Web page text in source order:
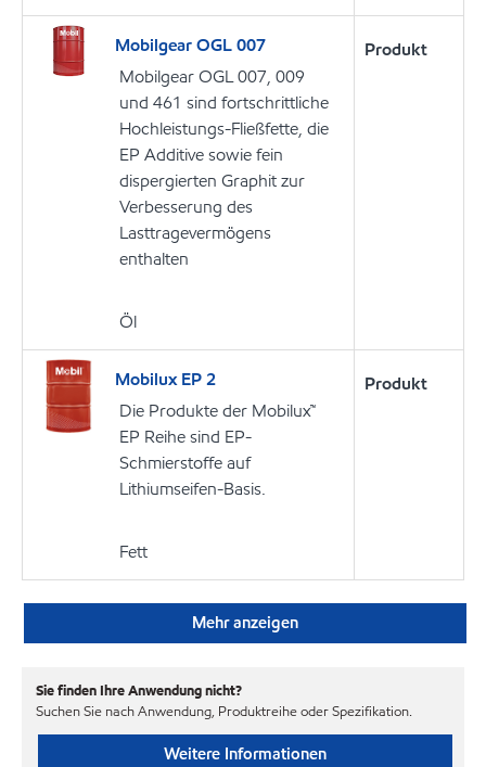
Mobilgear OGL 007
Mobilgear OGL 007, 009
und 461 sind fortschrittliche
Hochleistungs-Fließfette, die
EP Additive sowie fein
dispergierten Graphit zur
Verbesserung des
Lasttragevermögens
enthalten
Öl
Produkt
Mobilux EP 2
Die Produkte der Mobilux™
EP Reihe sind EP-
Schmierstoffe auf
Lithiumseifen-Basis.
Fett
Produkt
Mehr anzeigen
Sie finden Ihre Anwendung nicht?
Suchen Sie nach Anwendung, Produktreihe oder Spezifikation.
Weitere Informationen